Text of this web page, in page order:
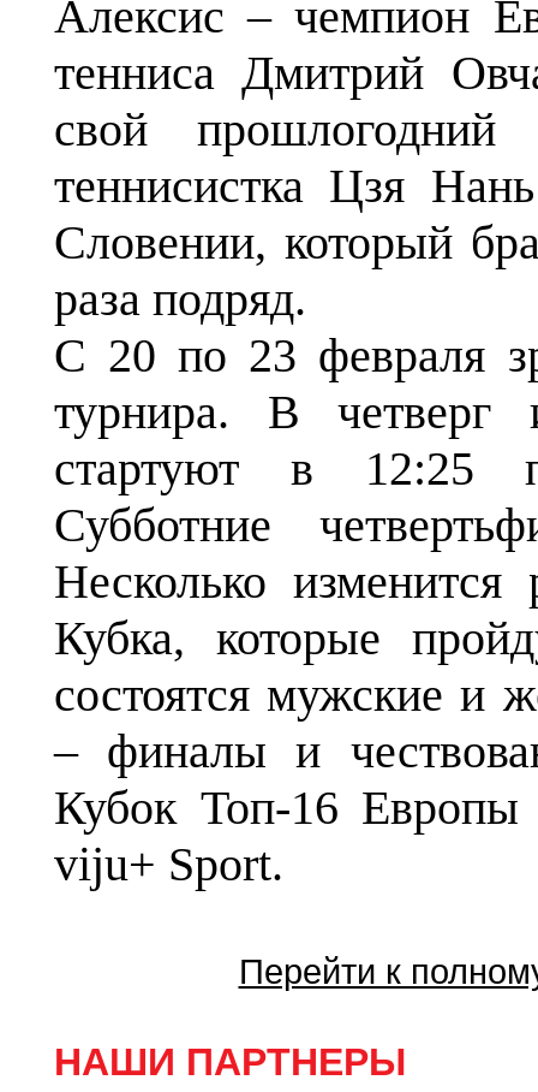
Алексис – чемпион
тенниса Дмитрий
свой прошлогодний
теннисистка Цзя
Словении, который
раза подряд.
С 20 по 23 февраля
турнира. В
стартуют в 12:25
Субботние
Несколько изменится
Кубка, которые
состоятся мужские и
– финалы и
Кубок Топ-16 Европы
viju+ Sport.
Перейти к
НАШИ ПАРТНЕРЫ